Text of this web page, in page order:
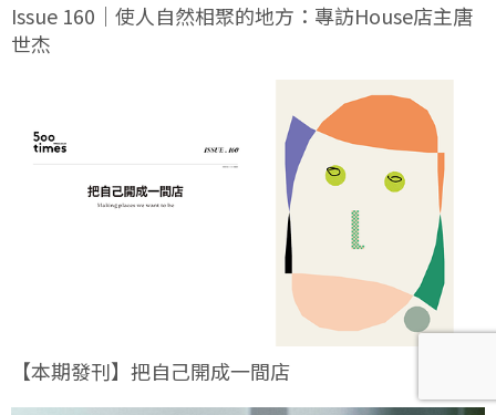
Issue 160｜使人自然相聚的地方：專訪House店主唐
世杰
【本期發刊】把自己開成一間店